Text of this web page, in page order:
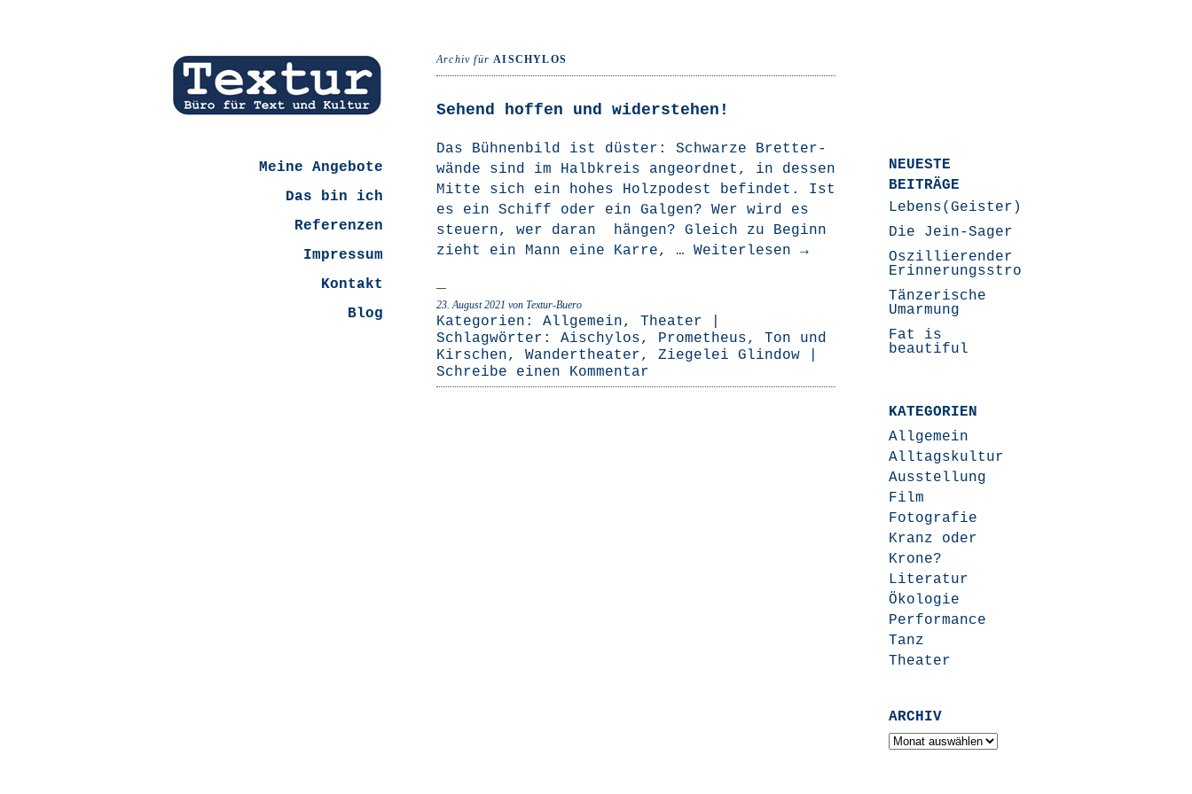
Meine Angebote
Das bin ich
Referenzen
Impressum
Kontakt
Blog
Archiv fürAISCHYLOS
Sehend hoffen und widerstehen!
Das Büh­nen­bild ist düs­ter: Schwar­ze Bret­ter­
wän­de sind im Halb­kreis ange­ord­net, in des­sen
Mit­te sich ein hohes Holz­po­dest befin­det. Ist
es ein Schiff oder ein Gal­gen? Wer wird es
steu­ern, wer dar­an hän­gen? Gleich zu Beginn
zieht ein Mann eine Kar­re, … Wei­ter­le­sen →
23. August 2021 von Textur-Buero
Kategorien: Allgemein, Theater
Schlagwörter: Aischylos, Prometheus, Ton und
Kirschen, Wandertheater, Ziegelei Glindow
Schreibe einen Kommentar
NEUESTE
BEITRÄGE
Lebens(Geister)Geschichten
Die Jein-Sager
Oszillierender
Erinnerungsstrom
Tänzerische
Umarmung
Fat is
beautiful
KATEGORIEN
Allgemein
Alltagskultur
Ausstellung
Film
Fotografie
Kranz oder
Krone?
Literatur
Ökologie
Performance
Tanz
Theater
ARCHIV
Archiv